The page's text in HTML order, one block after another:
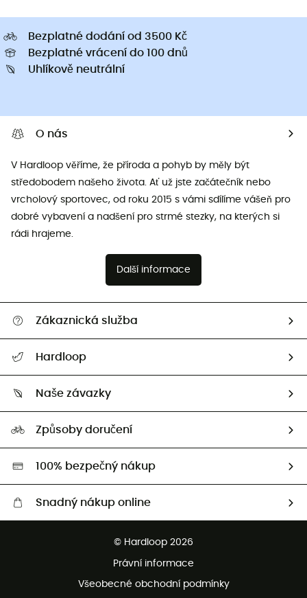
Bezplatné dodání od 3500 Kč
Bezplatné vrácení do 100 dnů
Uhlíkově neutrální
O nás
V Hardloop věříme, že příroda a pohyb by měly být
středobodem našeho života. Ať už jste začátečník nebo
vrcholový sportovec, od roku 2015 s vámi sdílíme vášeň pro
dobré vybavení a nadšení pro strmé stezky, na kterých si
rádi hrajeme.
Další informace
Zákaznická služba
Vrácení zboží a peněz
Hardloop
Naši Ambasadoři
Naše závazky
HardGreen
Způsoby doručení
100% bezpečný nákup
Snadný nákup online
Bezplatná zákaznická služba
© Hardloop 2026
Právní informace
Všeobecné obchodní podmínky